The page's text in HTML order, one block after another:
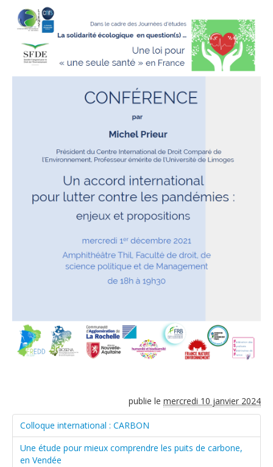
publie le mercredi 10 janvier 2024
Colloque international : CARBON
Une étude pour mieux comprendre les puits de carbone,
en Vendée